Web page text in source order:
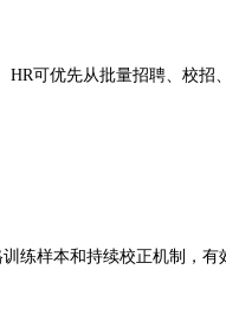
HR可优先从批量招聘、校
练样本和持续校正机制，